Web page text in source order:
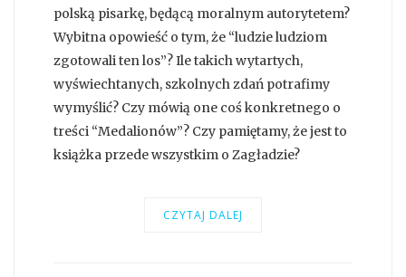
polską pisarkę, będącą moralnym autorytetem?
Wybitna opowieść o tym, że “ludzie ludziom
zgotowali ten los”? Ile takich wytartych,
wyświechtanych, szkolnych zdań potrafimy
wymyślić? Czy mówią one coś konkretnego o
treści “Medalionów”? Czy pamiętamy, że jest to
książka przede wszystkim o Zagładzie?
CZYTAJ DALEJ